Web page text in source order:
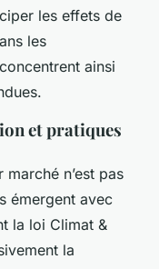
les effets de
les
ainsi
et pratiques
marché n’est pas
émergent avec
la loi Climat &
la